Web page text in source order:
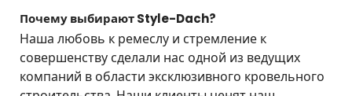
Почему выбирают Style-Dach?
Наша любовь к ремеслу и стремление к
совершенству сделали нас одной из ведущих
компаний в области эксклюзивного кровельного